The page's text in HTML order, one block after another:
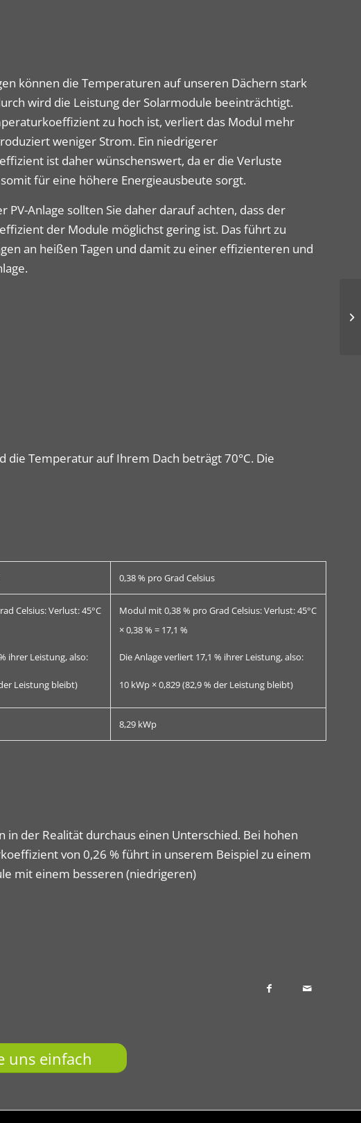
können die Temperaturen auf unseren Dächern stark
wird die Leistung der Solarmodule beeinträchtigt.
zu hoch ist, verliert das Modul mehr
weniger Strom. Ein niedrigerer
ist daher wünschenswert, da er die Verluste
für eine höhere Energieausbeute sorgt.
PV-Anlage sollten Sie daher darauf achten, dass der
der Module möglichst gering ist. Das führt zu
an heißen Tagen und damit zu einer effizienteren und
die Temperatur auf Ihrem Dach beträgt 70°C. Die
0,38 % pro Grad Celsius
Celsius: Verlust: 45°C
ihrer Leistung, also:
Leistung bleibt)
Modul mit 0,38 % pro Grad Celsius: Verlust: 45°C
× 0,38 % = 17,1 %
Die Anlage verliert 17,1 % ihrer Leistung, also:
10 kWp × 0,829 (82,9 % der Leistung bleibt)
8,29 kWp
der Realität durchaus einen Unterschied. Bei hohen
von 0,26 % führt in unserem Beispiel zu einem
mit einem besseren (niedrigeren)
uns einfach